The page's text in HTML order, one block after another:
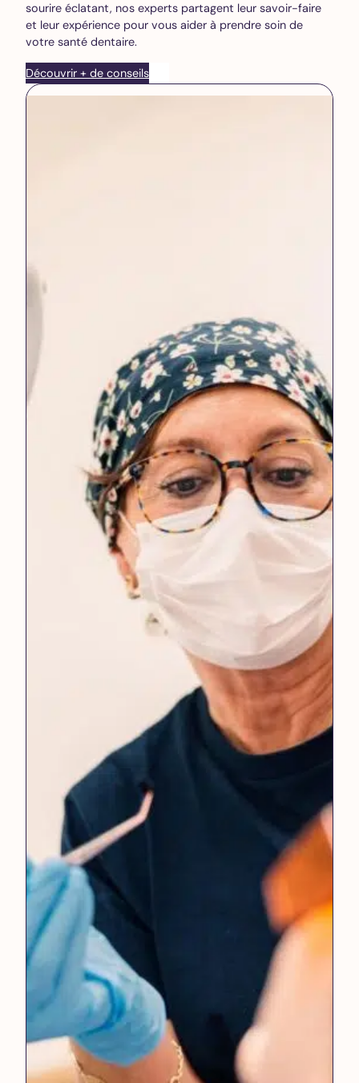
sourire éclatant, nos experts partagent leur savoir-faire
et leur expérience pour vous aider à prendre soin de
votre santé dentaire.
Découvrir + de conseils